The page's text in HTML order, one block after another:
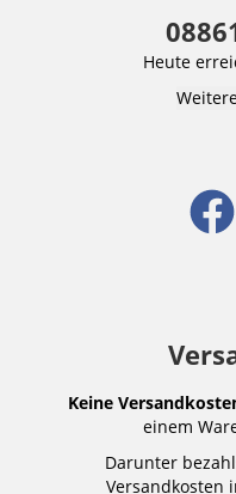
Heute
Keine
einem
Darunter
Versandkosten